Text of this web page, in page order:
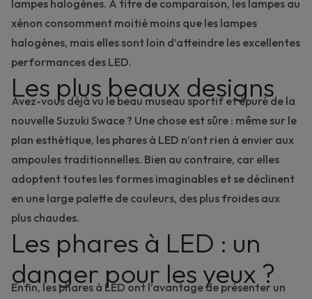
lampes halogènes. À titre de comparaison, les lampes au
xénon consomment moitié moins que les lampes
halogènes, mais elles sont loin d’atteindre les excellentes
performances des LED.
Les plus beaux designs
Avez-vous déjà vu le beau museau sportif et épuré de la
nouvelleSuzuki Swace ? Une chose est sûre : même sur le
plan esthétique, les phares à LED n’ont rien à envier aux
ampoules traditionnelles. Bien au contraire, car elles
adoptent toutes les formes imaginables et se déclinent
en une large palette de couleurs, des plus froides aux
plus chaudes.
Les phares à LED : un
danger pour les yeux ?
Enfin, les phares à LED ont l’avantage de présenter un